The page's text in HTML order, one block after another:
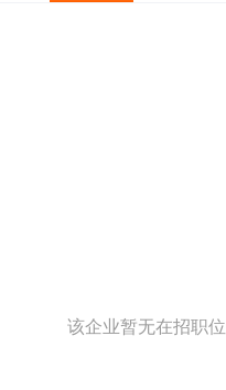
该企业暂无在招职位